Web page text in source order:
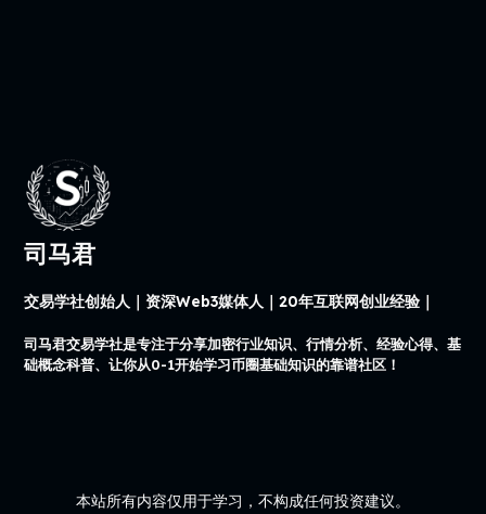
司马君
交易学社创始人｜资深Web3媒体人｜20年互联网创业经验｜
司马君交易学社是专注于分享加密行业知识、行情分析、经验心得、基
础概念科普、让你从0-1开始学习币圈基础知识的靠谱社区！
本站所有内容仅用于学习，不构成任何投资建议。